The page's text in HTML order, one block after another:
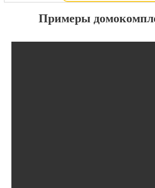
Примеры